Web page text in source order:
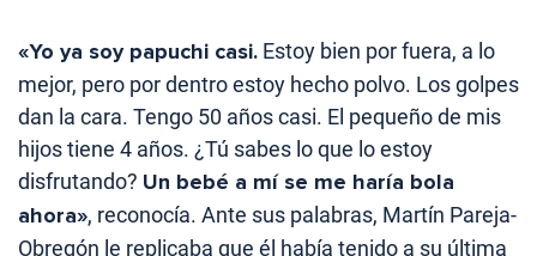
«Yo ya soy papuchi casi. Estoy bien por fuera, a lo
mejor, pero por dentro estoy hecho polvo. Los golpes
dan la cara. Tengo 50 años casi. El pequeño de mis
hijos tiene 4 años. ¿Tú sabes lo que lo estoy
disfrutando? Un bebé a mí se me haría bola
ahora», reconocía. Ante sus palabras, Martín Pareja-
Obregón le replicaba que él había tenido a su última